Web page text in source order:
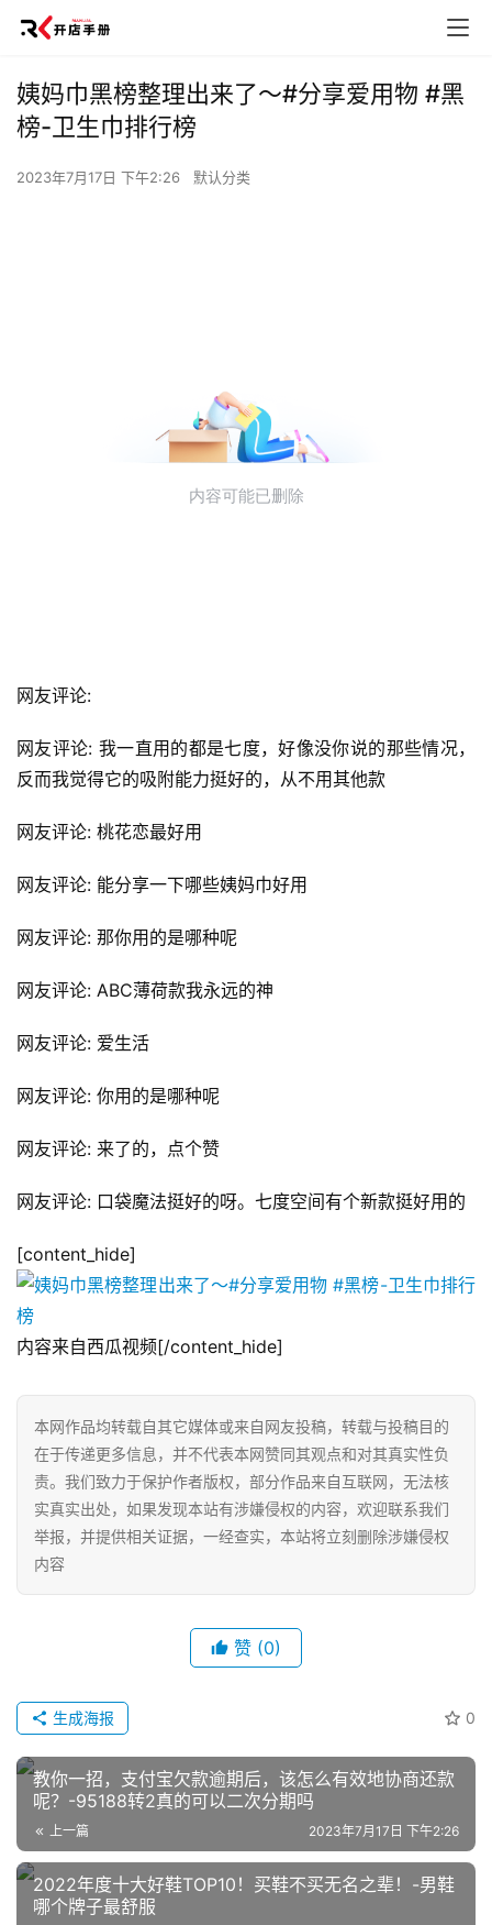
网
店
运
营
媒
体
社
区
登录
姨妈巾黑榜整理出来了～#分享爱用物 #黑
榜-卫生巾排行榜
2023年7月17日 下午2:26 默认分类
网友评论:
网友评论: 我一直用的都是七度，好像没你说的那些情况，
反而我觉得它的吸附能力挺好的，从不用其他款
网友评论: 桃花恋最好用
网友评论: 能分享一下哪些姨妈巾好用
网友评论: 那你用的是哪种呢
网友评论: ABC薄荷款我永远的神
网友评论: 爱生活
网友评论: 你用的是哪种呢
网友评论: 来了的，点个赞
网友评论: 口袋魔法挺好的呀。七度空间有个新款挺好用的
[content_hide]
内容来自西瓜视频[/content_hide]
本网作品均转载自其它媒体或来自网友投稿，转载与投稿目的
在于传递更多信息，并不代表本网赞同其观点和对其真实性负
责。我们致力于保护作者版权，部分作品来自互联网，无法核
实真实出处，如果发现本站有涉嫌侵权的内容，欢迎联系我们
举报，并提供相关证据，一经查实，本站将立刻删除涉嫌侵权
内容
赞 (0)
0
生成海报
教你一招，支付宝欠款逾期后，该怎么有效地协商还款
呢？-95188转2真的可以二次分期吗
上一篇 2023年7月17日 下午2:26
2022年度十大好鞋TOP10！买鞋不买无名之辈！-男鞋
哪个牌子最舒服